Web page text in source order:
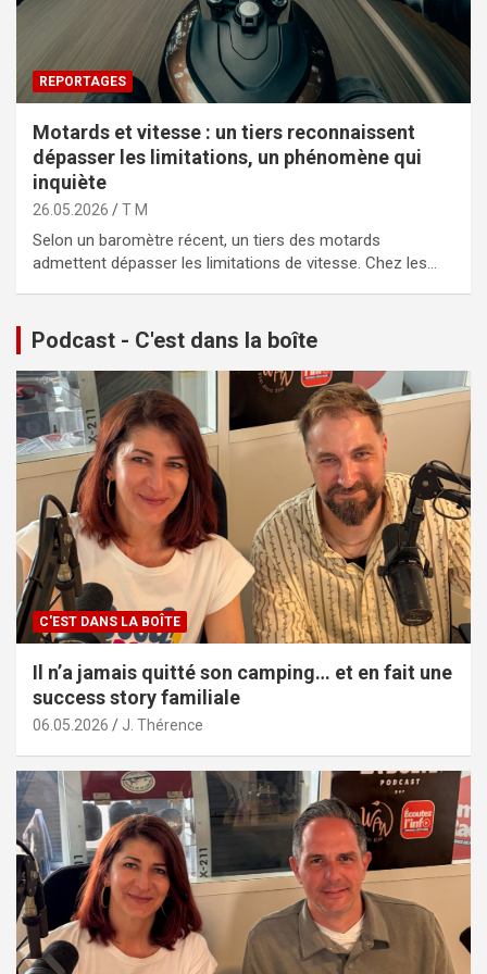
REPORTAGES
Motards et vitesse : un tiers reconnaissent
dépasser les limitations, un phénomène qui
inquiète
26.05.2026 T M
Selon un baromètre récent, un tiers des motards
admettent dépasser les limitations de vitesse. Chez les…
Podcast - C'est dans la boîte
C'EST DANS LA BOÎTE
Il n’a jamais quitté son camping… et en fait une
success story familiale
06.05.2026 J. Thérence